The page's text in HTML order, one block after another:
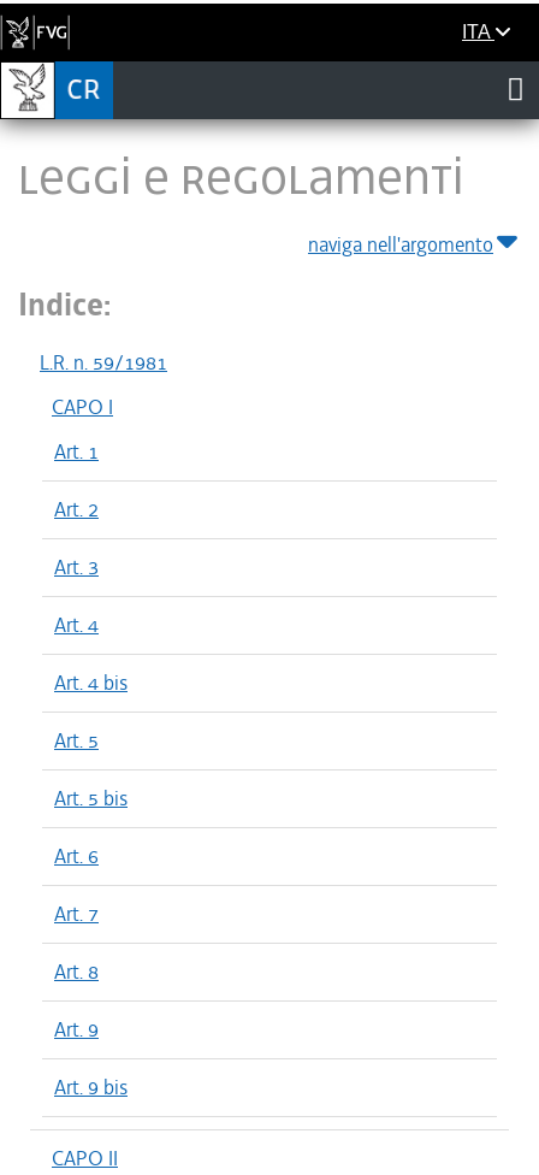
ITA
LEGGI E REGOLAMENTI
naviga nell'argomento
Indice:
L.R. n. 59/1981
CAPO I
Art. 1
Art. 2
Art. 3
Art. 4
Art. 4 bis
Art. 5
Art. 5 bis
Art. 6
Art. 7
Art. 8
Art. 9
Art. 9 bis
CAPO II